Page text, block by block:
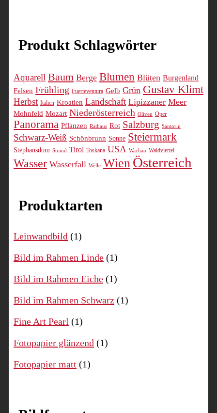
Die
auf
der
Produktseite
gewählt
werden
Produkt Schlagwörter
Aquarell Baum Berge Blumen Blüten Burgenland
Felsen Frühling Fuerteventura Gelb Grün Gustav Klimt
Herbst Italien Kroatien Landschaft Lipizzaner Meer
Mohnfeld Mozart Niederösterreich Oliven Oper
Panorama Pflanzen Rathaus Rot Salzburg Santorin
Schwarz-Weiß Schönbrunn Sonne Steiermark
Stephansdom Strand Tirol Toskana USA Wachau Waldviertel
Wasser Wasserfall Welle Wien Österreich
Produktarten
Leinwandbild (1)
Bild im Rahmen Linde (1)
Bild im Rahmen Eiche (1)
Bild im Rahmen Schwarz (1)
Fine Art Pearl (1)
Fotopapier glänzend (1)
Fotopapier matt (1)